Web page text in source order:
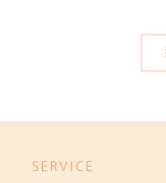
SERVICE